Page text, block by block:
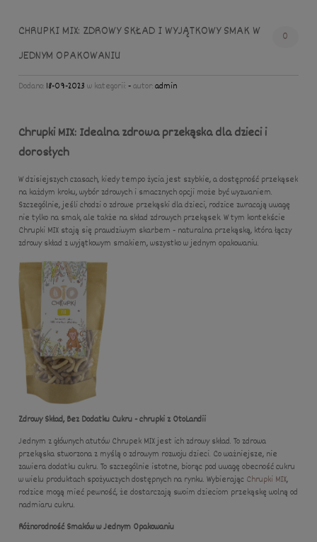
CHRUPKI MIX: ZDROWY SKŁAD I WYJĄTKOWY SMAK W
JEDNYM OPAKOWANIU
0
Dodano: 18-09-2023 w kategorii:-autor:admin
Chrupki MIX: Idealna zdrowa przekąska dla dzieci i
dorosłych
W dzisiejszych czasach, kiedy tempo życia jest szybkie, a dostępność przekąsek
na każdym kroku, wybór zdrowych i smacznych opcji może być wyzwaniem.
Szczególnie, jeśli chodzi o zdrowe przekąski dla dzieci, rodzice zwracają uwagę
nie tylko na smak, ale także na skład zdrowych przekąsek. W tym kontekście
Chrupki MIX stają się prawdziwym skarbem - naturalna przekąską, która łączy
zdrowy skład z wyjątkowym smakiem, wszystko w jednym opakowaniu.
Zdrowy Skład, Bez Dodatku Cukru - chrupki z OtoLandii
Jednym z głównych atutów Chrupek MIX jest ich zdrowy skład. To zdrowa
przekąska stworzona z myślą o zdrowym rozwoju dzieci. Co ważniejsze, nie
zawiera dodatku cukru. To szczególnie istotne, biorąc pod uwagę obecność cukru
w wielu produktach spożywczych dostępnych na rynku. Wybierając Chrupki MIX,
rodzice mogą mieć pewność, że dostarczają swoim dzieciom przekąskę wolną od
nadmiaru cukru.
Różnorodność Smaków w Jednym Opakowaniu